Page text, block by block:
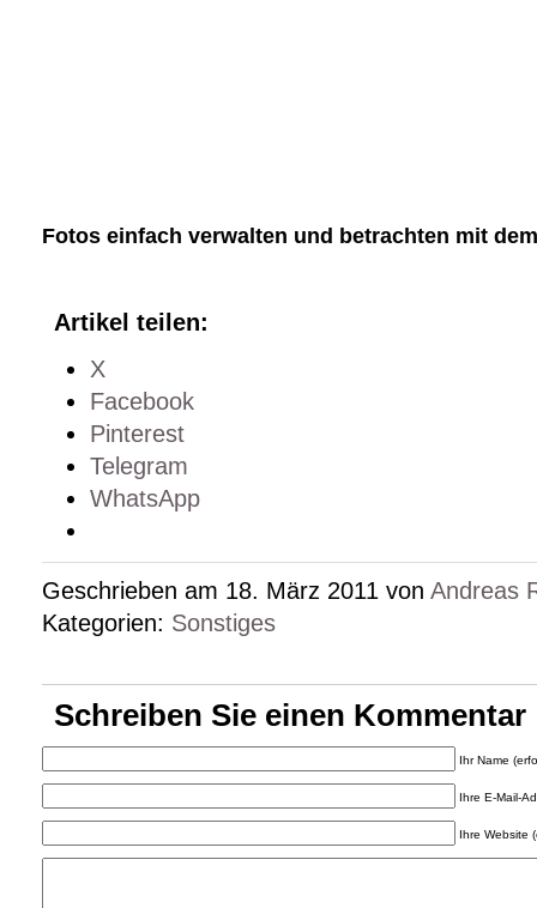
Fotos einfach verwalten und betrachten mit
Artikel teilen:
X
Facebook
Pinterest
Telegram
WhatsApp
Geschrieben am 18. März 2011 von Andreas
Kategorien: Sonstiges
Schreiben Sie einen Kommentar
Ihr Name
Ihre E-Mail-
Ihre Website